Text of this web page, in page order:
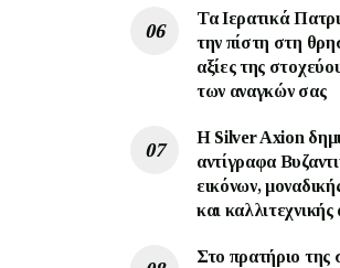
Τα Ιερατικά
την πίστη στη
αξίες της
των αναγκών σας
Η Silver Axion
αντίγραφα
εικόνων,
και
Στο πρατήριο της